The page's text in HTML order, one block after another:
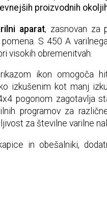
proizvodnih
aparat, zasnovan za
S 450 A
visokih obremenitvah.
ikon omogoča
izkušenim kot manj
pogonom zagotavlja
programov za
za številne varilne
in obešalniki,